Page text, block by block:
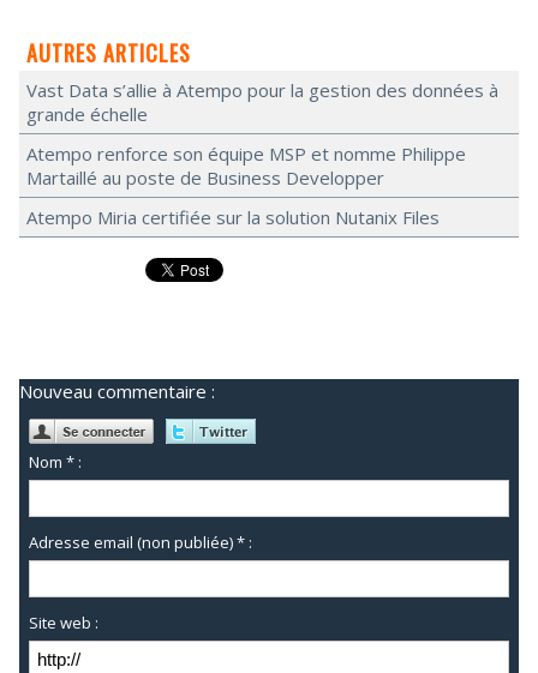
AUTRES ARTICLES
Vast Data s’allie à Atempo pour la gestion des données à
grande échelle
Atempo renforce son équipe MSP et nomme Philippe
Martaillé au poste de Business Developper
Atempo Miria certifiée sur la solution Nutanix Files
Nouveau commentaire :
Nom * :
Adresse email (non publiée) * :
Site web :